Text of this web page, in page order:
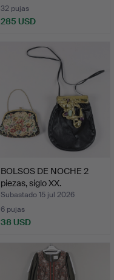
32 pujas
285 USD
BOLSOS DE NOCHE 2
piezas, siglo XX.
Subastado 15 jul 2026
6 pujas
38 USD